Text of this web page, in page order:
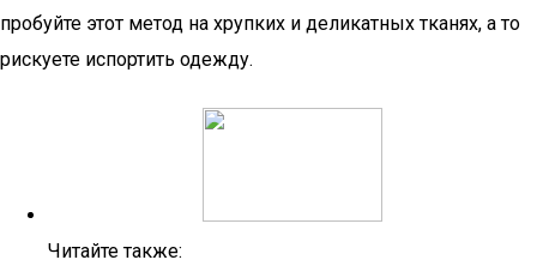
пробуйте этот метод на хрупких и деликатных тканях, а то
рискуете испортить одежду.
Читайте также: